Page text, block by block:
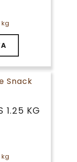
1.25 KG